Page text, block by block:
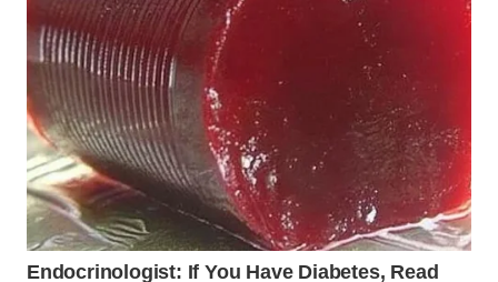
WN
TAPANULI
TENGAH
WN DELI
SERDANG
WN
TEBING
TINGGI